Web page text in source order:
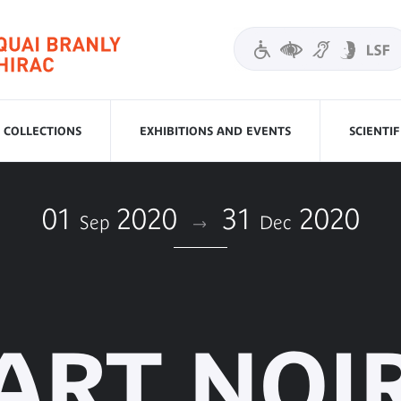
COLLECTIONS EXHIBITIONS AND EVENTS
01 Sep 2020 31 Dec 2020